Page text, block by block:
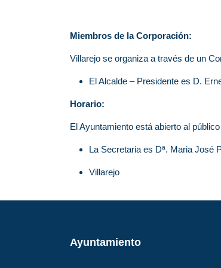
Miembros de la Corporación:
Villarejo se organiza a través de un
El Alcalde – Presidente es D.
Horario:
El Ayuntamiento está abierto al
La Secretaria es Dª. Maria José
Villarejo
Ayuntamiento